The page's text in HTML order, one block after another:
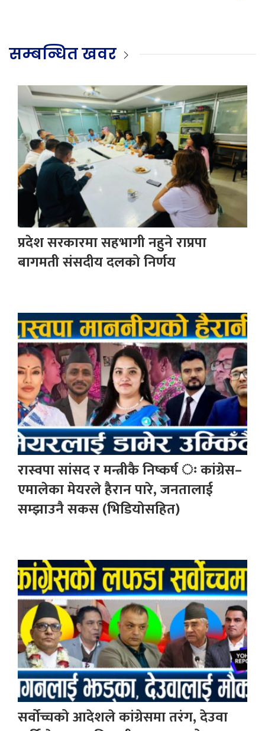
सम्बन्धित खवर
प्रदेश सरकारमा सहभागी नहुने राप्रपा
बागमती संसदीय दलको निर्णय
रास्वपा सांसद र मन्त्रीकै निष्कर्ष ः कांग्रेस–
एमालेका मेयरले हैरान पारे, जनतालाई
सम्झाउनै सकस (भिडियोसहित)
सर्वोच्चको आदेशले कांग्रेसमा तरंग, देउवा